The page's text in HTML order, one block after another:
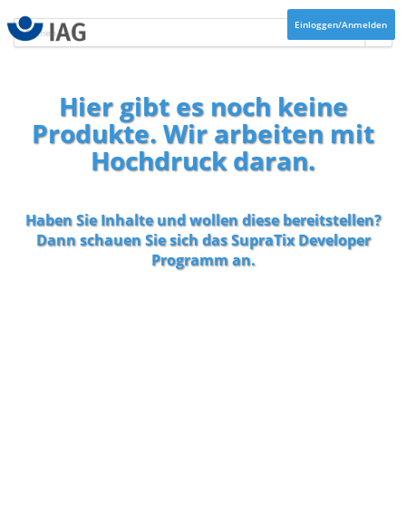
Einloggen/Anmelden
Hier gibt es noch keine
Produkte. Wir arbeiten mit
Hochdruck daran.
Haben Sie Inhalte und wollen diese bereitstellen?
Dann schauen Sie sich dasSupraTix Developer
Programman.